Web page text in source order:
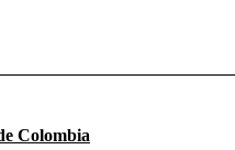
Colombia